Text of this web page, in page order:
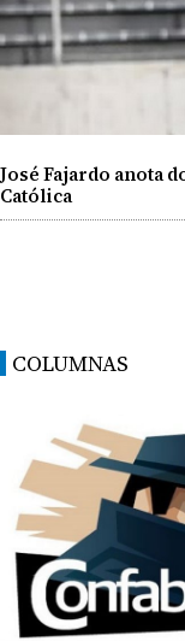
José Fajardo anota
Católica
COLUMNAS